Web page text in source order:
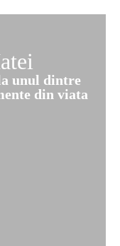
unul dintre
din viata